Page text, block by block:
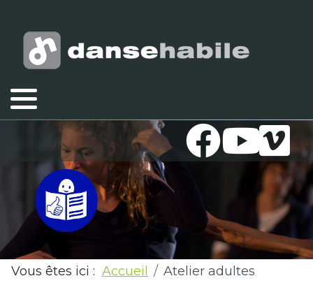
Vous êtes ici : Accueil Atelier adultes